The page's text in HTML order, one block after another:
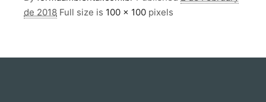
de 2018 Full size is 100 × 100 pixels